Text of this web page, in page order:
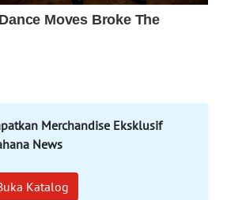
Merchandise Eksklusif
News
Katalog